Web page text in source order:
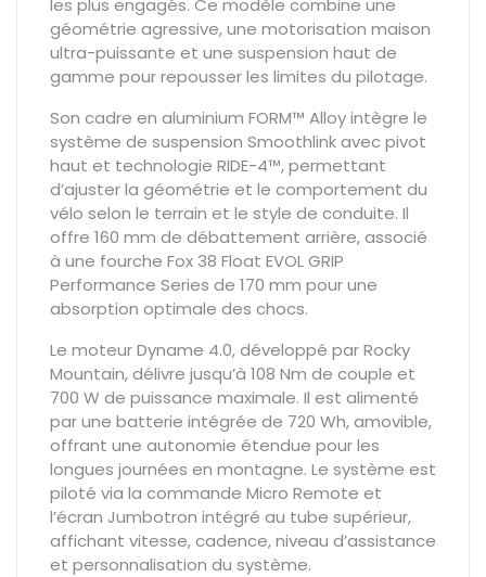
géométrie agressive, une motorisation maison
ultra-puissante et une suspension haut de
gamme pour repousser les limites du pilotage.
Son cadre en aluminium FORM™ Alloy intègre le
système de suspension Smoothlink avec pivot
haut et technologie RIDE-4™, permettant
d’ajuster la géométrie et le comportement du
vélo selon le terrain et le style de conduite. Il
offre 160 mm de débattement arrière, associé
à une fourche Fox 38 Float EVOL GRIP
Performance Series de 170 mm pour une
absorption optimale des chocs.
Le moteur Dyname 4.0, développé par Rocky
Mountain, délivre jusqu’à 108 Nm de couple et
700 W de puissance maximale. Il est alimenté
par une batterie intégrée de 720 Wh, amovible,
offrant une autonomie étendue pour les
longues journées en montagne. Le système est
piloté via la commande Micro Remote et
l’écran Jumbotron intégré au tube supérieur,
affichant vitesse, cadence, niveau d’assistance
et personnalisation du système.